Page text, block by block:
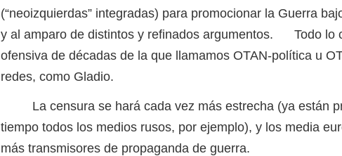
(“neoizquierdas” integradas) para promocionar la Guerra
y al amparo de distintos y refinados argumentos. Todo lo
ofensiva de décadas de la que llamamos OTAN-política u
redes, como Gladio.
La censura se hará cada vez más estrecha (ya están
tiempo todos los medios rusos, por ejemplo), y los media
más transmisores de propaganda de guerra.